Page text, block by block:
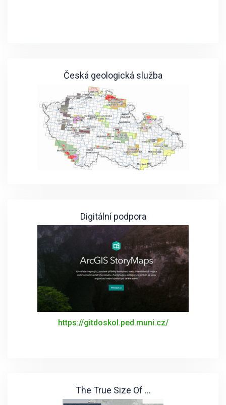
Česká geologická služba
Digitální podpora
https://gitdoskol.ped.muni.cz/
The True Size Of ...